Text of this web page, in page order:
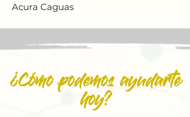
Acura Caguas
¿Cómo podemos ayudarte
hoy?